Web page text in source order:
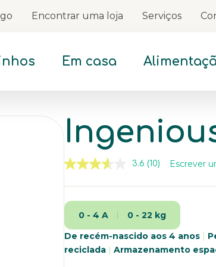
Encontrar uma loja Serviços
Em casa
3.6 Leu
análises.
a
mesma
página.
(10) Escrever
0 - 4 A
0 - 22 kg
De recém-nascido aos 4 anos |
reciclada | Armazenamento